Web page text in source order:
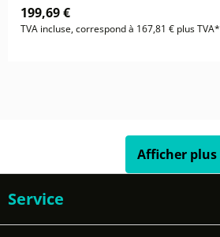
199,69 €
TVA incluse, correspond à 167,81 € plus TVA*
Afficher plus
Service